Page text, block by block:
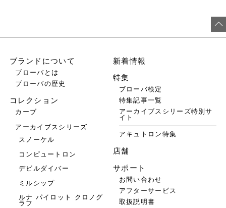
ブランドについて
ブローバとは
ブローバの歴史
コレクション
カーブ
アーカイブスシリーズ
スノーケル
コンピュートロン
デビルダイバー
ミルシップ
ルナ パイロット クロノグ
ラフ
新着情報
特集
ブローバ検定
特集記事一覧
アーカイブスシリーズ特別サ
イト
アキュトロン特集
店舗
サポート
お問い合わせ
アフターサービス
取扱説明書